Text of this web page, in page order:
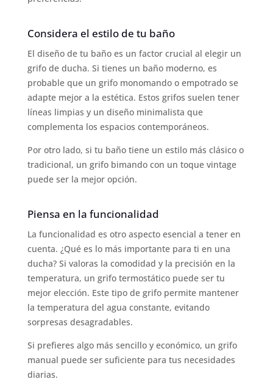
Considera el estilo de tu baño
El diseño de tu baño es un factor crucial al elegir un
grifo de ducha. Si tienes un baño moderno, es
probable que un grifo monomando o empotrado se
adapte mejor a la estética. Estos grifos suelen tener
líneas limpias y un diseño minimalista que
complementa los espacios contemporáneos.
Por otro lado, si tu baño tiene un estilo más clásico o
tradicional, un grifo bimando con un toque vintage
puede ser la mejor opción.
Piensa en la funcionalidad
La funcionalidad es otro aspecto esencial a tener en
cuenta. ¿Qué es lo más importante para ti en una
ducha? Si valoras la comodidad y la precisión en la
temperatura, un grifo termostático puede ser tu
mejor elección. Este tipo de grifo permite mantener
la temperatura del agua constante, evitando
sorpresas desagradables.
Si prefieres algo más sencillo y económico, un grifo
manual puede ser suficiente para tus necesidades
diarias.